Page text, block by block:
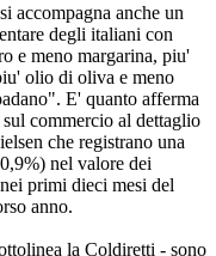
accompagna anche un
degli italiani con
e meno margarina, piu'
olio di oliva e meno
E' quanto afferma
commercio al dettaglio
che registrano una
nel valore dei
primi dieci mesi del
anno.
la Coldiretti - sono